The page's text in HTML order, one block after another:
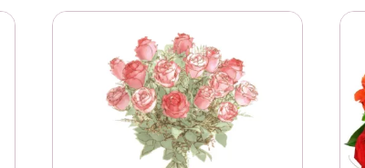
Se mer om 15 Roses Medium Stemmed Se